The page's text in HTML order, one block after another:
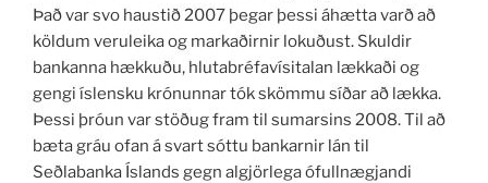
Það var svo haustið 2007 þegar þessi áhætta varð að
köldum veruleika og markaðirnir lokuðust. Skuldir
bankanna hækkuðu, hlutabréfavísitalan lækkaði og
gengi íslensku krónunnar tók skömmu síðar að lækka.
Þessi þróun var stöðug fram til sumarsins 2008. Til að
bæta gráu ofan á svart sóttu bankarnir lán til
Seðlabanka Íslands gegn algjörlega ófullnægjandi